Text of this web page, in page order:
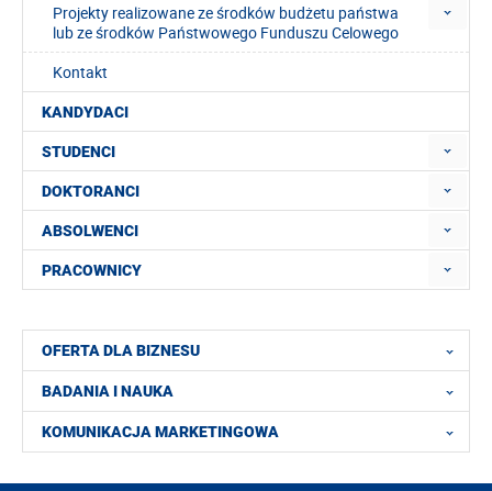
Projekty realizowane ze środków budżetu państwa
lub ze środków Państwowego Funduszu Celowego
Kontakt
KANDYDACI
STUDENCI
DOKTORANCI
ABSOLWENCI
PRACOWNICY
OFERTA DLA BIZNESU
BADANIA I NAUKA
KOMUNIKACJA MARKETINGOWA